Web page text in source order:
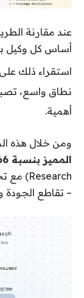
عند مقارنة
أساس كل وكيل
استقراء ذلك
نطاق واسع،
أهمية.
ومن خلال هذه
المميز بنسبة 66%
– تقاطع الجودة